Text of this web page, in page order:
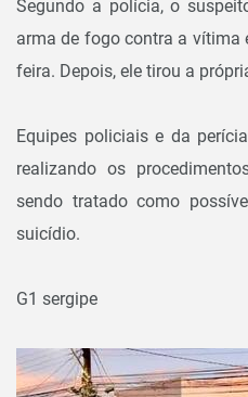
Segundo a polícia, o
arma de fogo contra a vítima
feira. Depois, ele tirou a
Equipes policiais e da
realizando os
sendo tratado como
suicídio.
G1 sergipe